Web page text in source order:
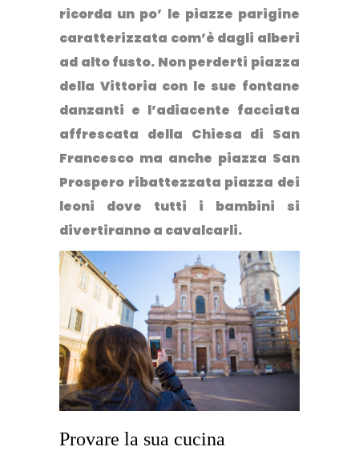
ricorda un po’ le piazze parigine
caratterizzata com’è dagli alberi
ad alto fusto. Non perderti piazza
della Vittoria con le sue fontane
danzanti e l’adiacente facciata
affrescata della Chiesa di San
Francesco ma anche piazza San
Prospero ribattezzata piazza dei
leoni dove tutti i bambini si
divertiranno a cavalcarli.
Provare la sua cucina